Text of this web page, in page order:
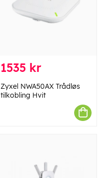
1535 kr
Zyxel NWA50AX Trådløs
tilkobling Hvit